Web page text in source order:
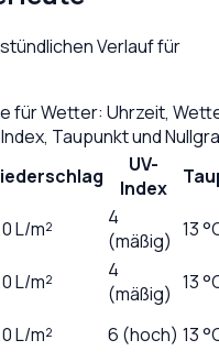
Verlauf für
fürWetter: Uhrzeit,
Taupunkt und
UV-
Index
L/m²
4
(mäßig) 13
L/m²
4
(mäßig) 13
L/m² 6 (hoch) 13